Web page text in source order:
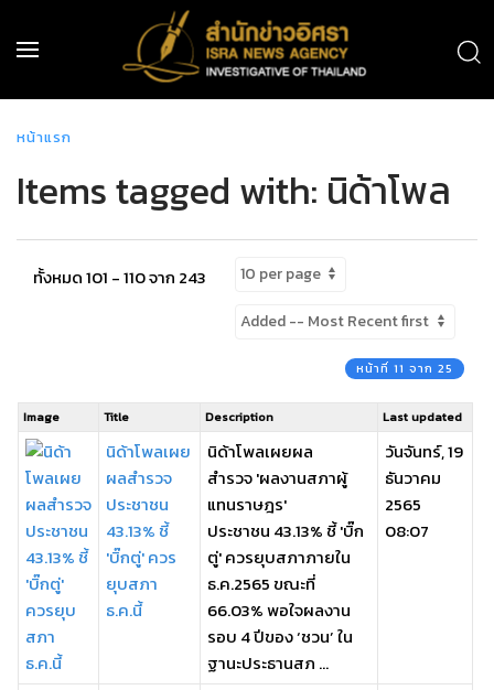
หน้าแรก
Items tagged with: นิด้าโพล
ทั้งหมด 101 - 110 จาก 243
หน้าที่ 11 จาก 25
Image Title Description Last updated
นิด้าโพลเผย
ผลสำรวจ
ประชาชน
43.13% ชี้
'บิ๊กตู่' ควร
ยุบสภา
ธ.ค.นี้
นิด้าโพลเผยผล
สำรวจ 'ผลงานสภาผู้
แทนราษฎร'
ประชาชน 43.13% ชี้ 'บิ๊ก
ตู่' ควรยุบสภาภายใน
ธ.ค.2565 ขณะที่
66.03% พอใจผลงาน
รอบ 4 ปีของ ‘ชวน’ ใน
ฐานะประธานสภ ...
วันจันทร์, 19
ธันวาคม
2565
08:07